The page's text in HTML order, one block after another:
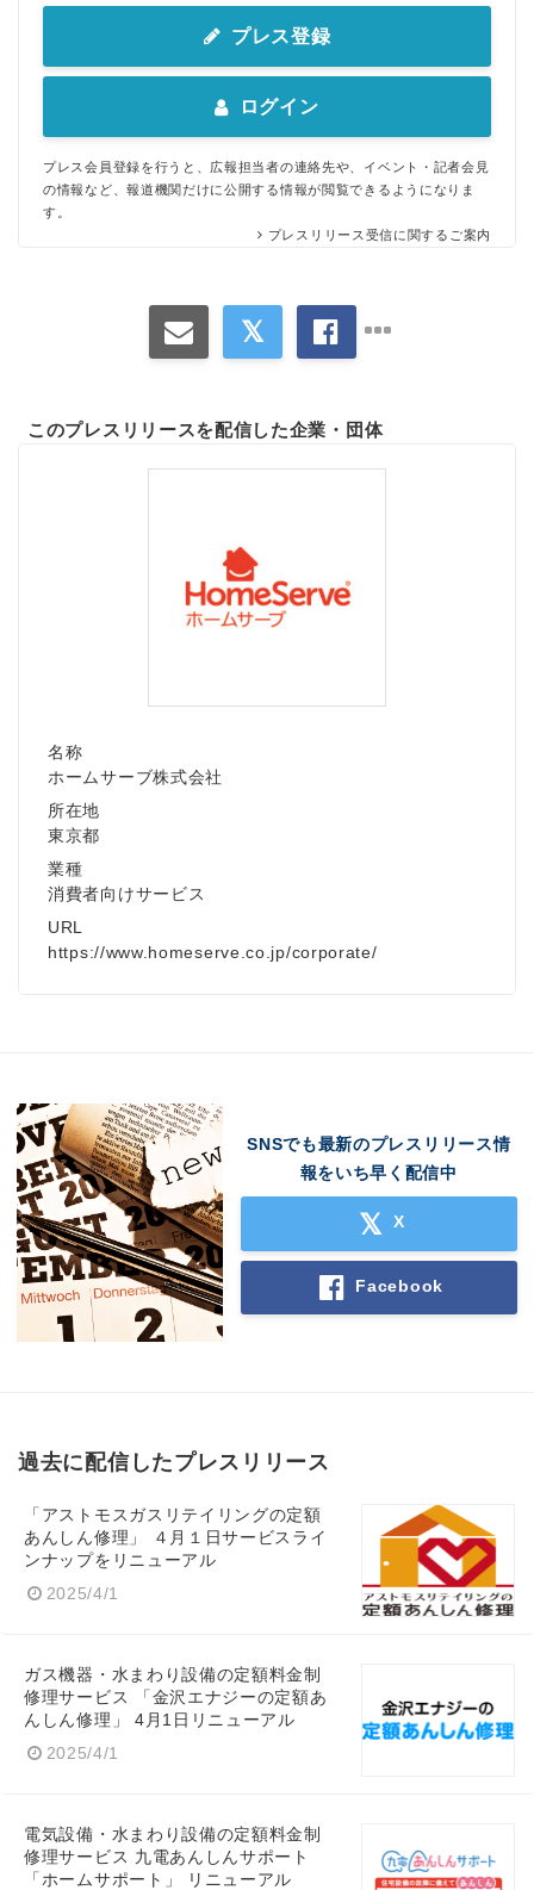
プレス登録
ログイン
プレス会員登録を行うと、広報担当者の連絡先や、イベント・記者会見
の情報など、報道機関だけに公開する情報が閲覧できるようになりま
す。
プレスリリース受信に関するご案内
このプレスリリースを配信した企業・団体
名称
ホームサーブ株式会社
所在地
東京都
業種
消費者向けサービス
URL
https://www.homeserve.co.jp/corporate/
SNSでも最新のプレスリリース情
報をいち早く配信中
X
Facebook
過去に配信したプレスリリース
「アストモスガスリテイリングの定額
あんしん修理」 ４月１日サービスライ
ンナップをリニューアル
2025/4/1
ガス機器・水まわり設備の定額料金制
修理サービス 「金沢エナジーの定額あ
んしん修理」 4月1日リニューアル
2025/4/1
電気設備・水まわり設備の定額料金制
修理サービス 九電あんしんサポート
「ホームサポート」 リニューアル